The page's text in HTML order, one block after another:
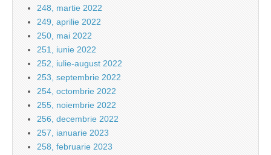
248, martie 2022
249, aprilie 2022
250, mai 2022
251, iunie 2022
252, iulie-august 2022
253, septembrie 2022
254, octombrie 2022
255, noiembrie 2022
256, decembrie 2022
257, ianuarie 2023
258, februarie 2023